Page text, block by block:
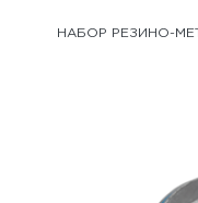
НАБОР РЕЗИНО-